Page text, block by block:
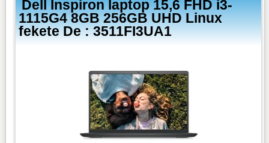
Dell Inspiron laptop 15,6 FHD i3-
1115G4 8GB 256GB UHD Linux
fekete De : 3511FI3UA1